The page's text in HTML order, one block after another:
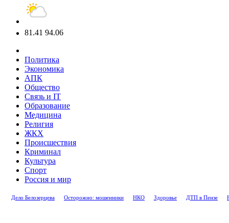
81.41 94.06
Политика
Экономика
АПК
Общество
Связь и IT
Образование
Медицина
Религия
ЖКХ
Происшествия
Криминал
Культура
Спорт
Россия и мир
Дело Белозерцева Осторожно: мошенники НКО Здоровье ДТП в Пензе